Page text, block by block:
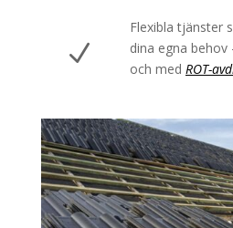
N
Flexibla tjänster
dina egna
och med ROT-